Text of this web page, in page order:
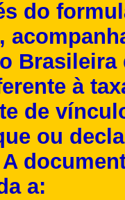
do
à
de
ou
a: